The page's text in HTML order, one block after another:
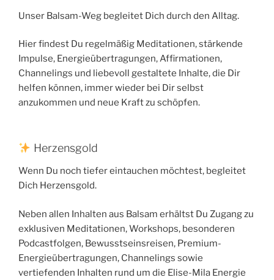
Unser Balsam-Weg begleitet Dich durch den Alltag.
Hier findest Du regelmäßig Meditationen, stärkende
Impulse, Energieübertragungen, Affirmationen,
Channelings und liebevoll gestaltete Inhalte, die Dir
helfen können, immer wieder bei Dir selbst
anzukommen und neue Kraft zu schöpfen.
Herzensgold
Wenn Du noch tiefer eintauchen möchtest, begleitet
Dich Herzensgold.
Neben allen Inhalten aus Balsam erhältst Du Zugang zu
exklusiven Meditationen, Workshops, besonderen
Podcastfolgen, Bewusstseinsreisen, Premium-
Energieübertragungen, Channelings sowie
vertiefenden Inhalten rund um die Elise-Mila Energie